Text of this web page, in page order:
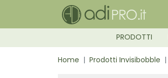
PRODOTTI
Home Prodotti Invisibobble